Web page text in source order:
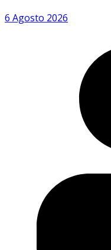
6 Agosto 2026